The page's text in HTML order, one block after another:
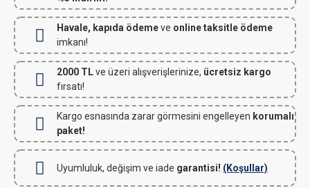
Havale, kapıda ödemeve online taksitle ödeme
imkanı!
2000 TLve üzeri alışverişlerinize, ücretsiz kargo
fırsatı!
Kargo esnasında zarar görmesini engelleyen korumalı
paket!
Uyumluluk, değişim ve iade garantisi! (Koşullar)